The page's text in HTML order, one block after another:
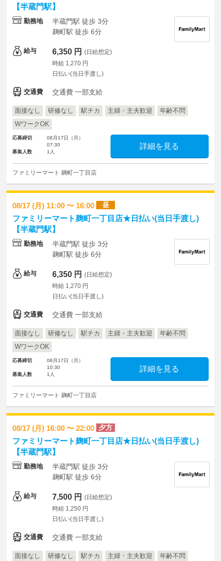
【半蔵門駅】
勤務地
半蔵門駅 徒歩 3分
麹町駅 徒歩 6分
給与 6,350 円 (日給想定)
時給 1,270 円
日払い(当日手渡し)
交通費 交通費 一部支給
面接なし 研修なし 駅チカ 主婦・主夫歓迎
年齢不問
WワークOK
応募締切
08月17日（月）
07:30
募集人数
1人
詳細を見る
ファミリーマート 麹町一丁目店
08/17 (月) 11:00 〜 16:00 昼
ファミリーマート麹町一丁目店★日払い(当日手渡し)
【半蔵門駅】
勤務地
半蔵門駅 徒歩 3分
麹町駅 徒歩 6分
給与 6,350 円 (日給想定)
時給 1,270 円
日払い(当日手渡し)
交通費 交通費 一部支給
面接なし 研修なし 駅チカ 主婦・主夫歓迎
年齢不問
WワークOK
応募締切
08月17日（月）
10:30
募集人数
1人
詳細を見る
ファミリーマート 麹町一丁目店
08/17 (月) 16:00 〜 22:00 夕方
ファミリーマート麹町一丁目店★日払い(当日手渡し)
【半蔵門駅】
勤務地
半蔵門駅 徒歩 3分
麹町駅 徒歩 6分
給与 7,500 円 (日給想定)
時給 1,250 円
日払い(当日手渡し)
交通費 交通費 一部支給
面接なし 研修なし 駅チカ 主婦・主夫歓迎
年齢不問